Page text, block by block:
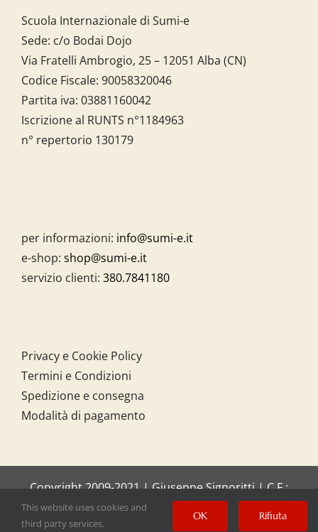
Scuola Internazionale di Sumi-e
Sede: c/o Bodai Dojo
Via Fratelli Ambrogio, 25 – 12051 Alba (CN)
Codice Fiscale: 90058320046
Partita iva: 03881160042
Iscrizione al RUNTS n°1184963
n° repertorio 130179
per informazioni: info@sumi-e.it
e-shop: shop@sumi-e.it
servizio clienti: 380.7841180
Privacy e Cookie Policy
Termini e Condizioni
Spedizione e consegna
Modalità di pagamento
Copyright 2009-2021 | Giuseppe Signoritti | C.F.:
SGNGPP61C20I158O
This website uses cookies and
third party services.
OK Rifiuta